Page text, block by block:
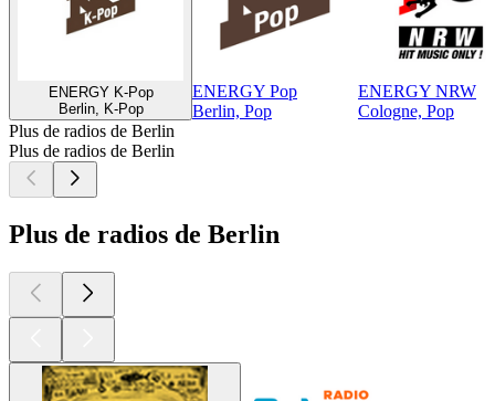
ENERGY K-Pop
Berlin, K-Pop
ENERGY Pop
Berlin, Pop
ENERGY NRW
Cologne, Pop
Plus de radios de Berlin
Plus de radios de Berlin
Plus de radios de Berlin